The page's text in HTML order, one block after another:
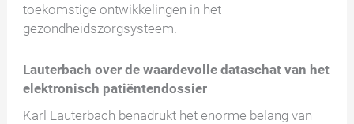
toekomstige ontwikkelingen in het
gezondheidszorgsysteem.
Lauterbach over de waardevolle dataschat van het
elektronisch patiëntendossier
Karl Lauterbach benadrukt het enorme belang van